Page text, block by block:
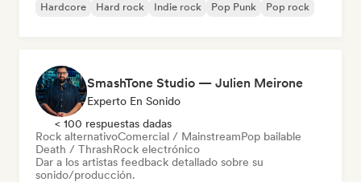
Hardcore
Hard rock Indie rock Pop Punk Pop rock
SmashTone Studio — Julien Meirone
Experto En Sonido
< 100 respuestas dadas
Rock alternativoComercial / MainstreamPop bailable
Death / ThrashRock electrónico
Dar a los artistas feedback detallado sobre su
sonido/producción.